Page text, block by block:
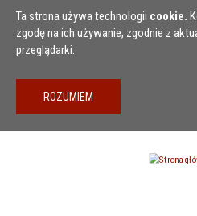
Przejdź do treści
Ta strona używa technologii cookie.
zgodę na ich używanie, zgodnie z
przeglądarki.